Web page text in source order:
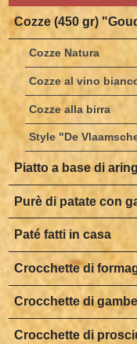
Cozze (450 gr)
Cozze Natura
Cozze al vino
Cozze alla birra
Style "De
Piatto a base di
Purè di patate con
Paté fatti in casa
Crocchette di
Crocchette di
Crocchette di